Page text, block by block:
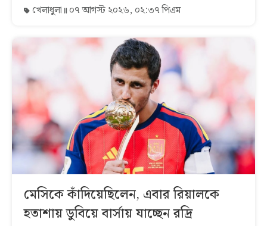
খেলাধুলা ০৭ আগস্ট ২০২৬, ০২:৩৭ পিএম
মেসিকে কাঁদিয়েছিলেন, এবার রিয়ালকে
হতাশায় ডুবিয়ে বার্সায় যাচ্ছেন রদ্রি